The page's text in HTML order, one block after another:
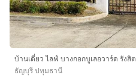
บ้านเดี่ยว ไลฟ์ บางกอกบูเลอวาร์ด รังสิต
ธัญบุรี ปทุมธานี